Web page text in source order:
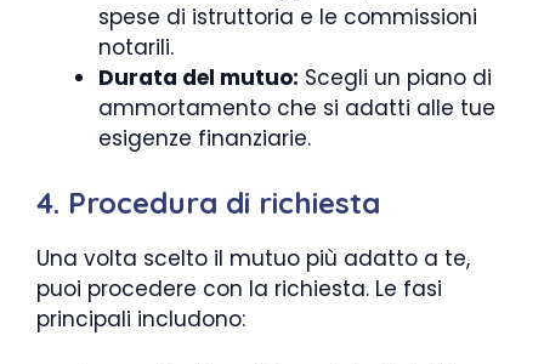
spese di istruttoria e le commissioni
notarili.
Durata del mutuo: Scegli un piano di
ammortamento che si adatti alle tue
esigenze finanziarie.
4. Procedura di richiesta
Una volta scelto il mutuo più adatto a te,
puoi procedere con la richiesta. Le fasi
principali includono: